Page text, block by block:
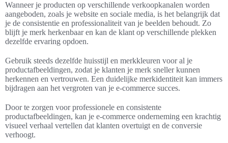
Wanneer je producten op verschillende verkoopkanalen worden
aangeboden, zoals je website en sociale media, is het belangrijk dat
je de consistentie en professionaliteit van je beelden behoudt. Zo
blijft je merk herkenbaar en kan de klant op verschillende plekken
dezelfde ervaring opdoen.
Gebruik steeds dezelfde huisstijl en merkkleuren voor al je
productafbeeldingen, zodat je klanten je merk sneller kunnen
herkennen en vertrouwen. Een duidelijke merkidentiteit kan immers
bijdragen aan het vergroten van je e-commerce succes.
Door te zorgen voor professionele en consistente
productafbeeldingen, kan je e-commerce onderneming een krachtig
visueel verhaal vertellen dat klanten overtuigt en de conversie
verhoogt.